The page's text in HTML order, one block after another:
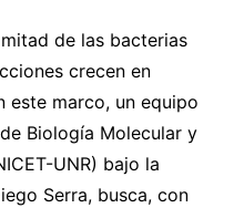
de las bacterias
crecen en
este marco, un equipo
Biología Molecular y
UNR) bajo la
Serra, busca, con